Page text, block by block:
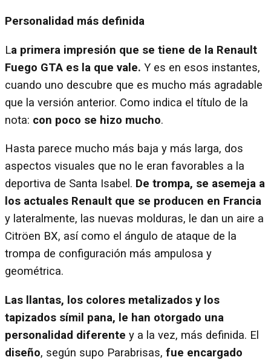
Personalidad más definida
La primera impresión que se tiene de la Renault
Fuego GTA es la que vale. Y es en esos instantes,
cuando uno descubre que es mucho más agradable
que la versión anterior. Como indica el título de la
nota: con poco se hizo mucho.
Hasta parece mucho más baja y más larga, dos
aspectos visuales que no le eran favorables a la
deportiva de Santa Isabel. De trompa, se asemeja a
los actuales Renault que se producen en Francia
y lateralmente, las nuevas molduras, le dan un aire a
Citröen BX, así como el ángulo de ataque de la
trompa de configuración más ampulosa y
geométrica.
Las llantas, los colores metalizados y los
tapizados símil pana, le han otorgado una
personalidad diferente y a la vez, más definida. El
diseño, según supo Parabrisas, fue encargado